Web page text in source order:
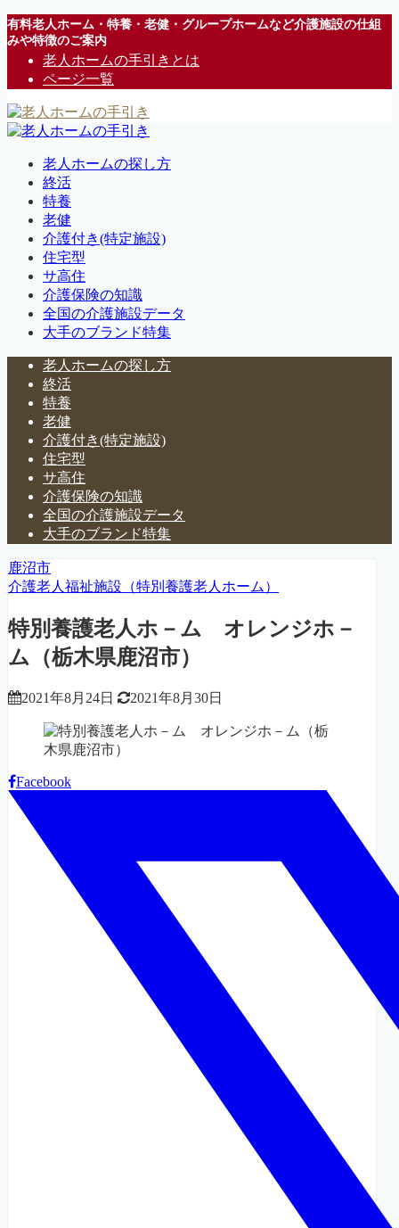
有料老人ホーム・特養・老健・グループホームなど介護施設の仕組
みや特徴のご案内
老人ホームの手引きとは
ページ一覧
老人ホームの探し方
終活
特養
老健
介護付き(特定施設)
住宅型
サ高住
介護保険の知識
全国の介護施設データ
大手のブランド特集
老人ホームの探し方
終活
特養
老健
介護付き(特定施設)
住宅型
サ高住
介護保険の知識
全国の介護施設データ
大手のブランド特集
鹿沼市
介護老人福祉施設（特別養護老人ホーム）
特別養護老人ホ－ム オレンジホ－
ム（栃木県鹿沼市）
2021年8月24日 2021年8月30日
Facebook